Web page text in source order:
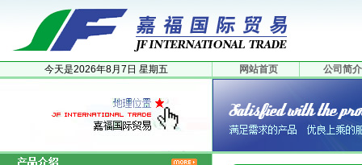
今天是2026年8月 7日 星期五 网站首页 公司简介